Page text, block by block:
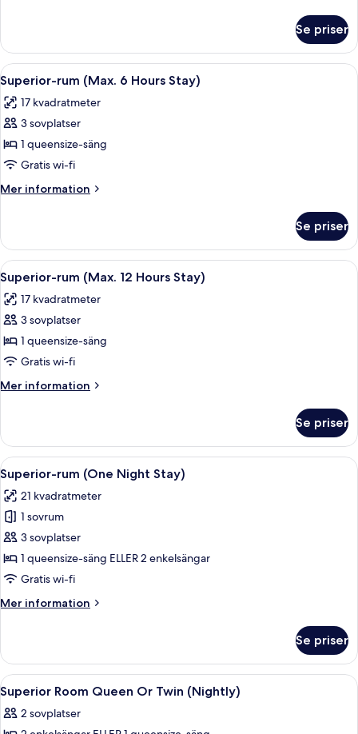
Hours)
Twin
Room
(6
Hours)
Se priser
Öppna
alla
foton
för
Superior-
rum
(Max.
6
Stay)
Ett hotellrum med en säng, ett
7
Superior-rum (Max. 6 Hours Stay)
17 kvadratmeter
3 sovplatser
1 queensize-säng
Gratis wi-fi
Mer information
Mer
rum
(Max.
6
Hours
Stay)
Se priser
Öppna
alla
foton
för
Superior-
rum
(Max.
12
Stay)
Ett hotellrum med en säng, ett
7
Superior-rum (Max. 12 Hours Stay)
17 kvadratmeter
3 sovplatser
1 queensize-säng
Gratis wi-fi
Mer information
Mer
rum
(Max.
12
Hours
Stay)
Se priser
Öppna
alla
foton
för
Superior-
rum
(One
Stay)
Ett hotellrum med två sängar, en tv,
9
Superior-rum (One Night Stay)
21 kvadratmeter
1 sovrum
3 sovplatser
1 queensize-säng ELLER 2 enkelsängar
Gratis wi-fi
Mer information
Mer
rum
(One
Night
Stay)
Se priser
Öppna
alla
foton
Ett hotellrum med en säng, en tv,
2
Superior Room Queen Or Twin (Nightly)
2 sovplatser